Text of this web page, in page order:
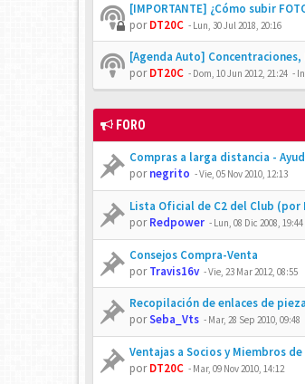
[IMPORTANTE] ¿Cómo subir
porDT20C - Lun, 30 Jul 2018, 20:16
[Agenda Auto] Concentraciones,
porDT20C - Dom, 10 Jun 2012, 21:24 -
FORO
Compras a larga distancia -
pornegrito -Vie, 05 Nov 2010, 12:13
Lista Oficial de C2 del Club (por
porRedpower - Lun, 08 Dic 2008, 19:44
Consejos Compra-Venta
porTravis16v -Vie, 23 Mar 2012, 08:55
Recopilación de enlaces de
porSeba_Vts - Mar, 28 Sep 2010, 09:48
Ventajas a Socios y Miembros de
porDT20C - Mar, 09 Nov 2010, 14:12